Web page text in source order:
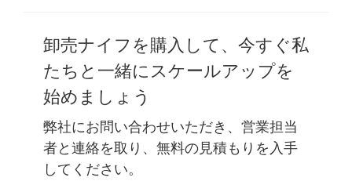
卸売ナイフを購入して、今すぐ私
たちと一緒にスケールアップを
始めましょう
弊社にお問い合わせいただき、営業担当
者と連絡を取り、無料の見積もりを入手
してください。